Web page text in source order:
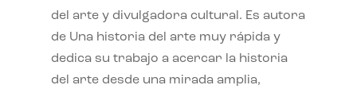
del arte y divulgadora cultural. Es autora
de Una historia del arte muy rápida y
dedica su trabajo a acercar la historia
del arte desde una mirada amplia,